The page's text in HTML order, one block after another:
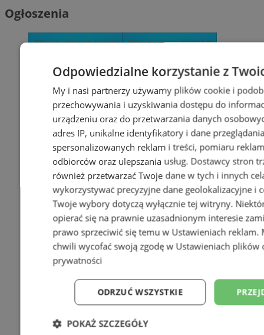
Ogłoszenia
Odpowiedzialne korzystanie z
My i nasi partnerzy używamy plików cookie i
przechowywania i uzyskiwania dostępu do
urządzeniu oraz do przetwarzania danych
adres IP, unikalne identyfikatory i dane
spersonalizowanych reklam i treści, pomiaru
odbiorców oraz ulepszania usług. Dostawcy stron
również przetwarzać Twoje dane w tych i innych
wykorzystywać precyzyjne dane geolokalizacyjne i
Twoje wybory dotyczą wyłącznie tej witryny.
opierać się na prawnie uzasadnionym interesie
prawo sprzeciwić się temu w Ustawieniach reklam.
chwili wycofać swoją zgodę w Ustawieniach plików
prywatności
ODRZUĆ WSZYSTKIE
POKAŻ SZCZEGÓŁY